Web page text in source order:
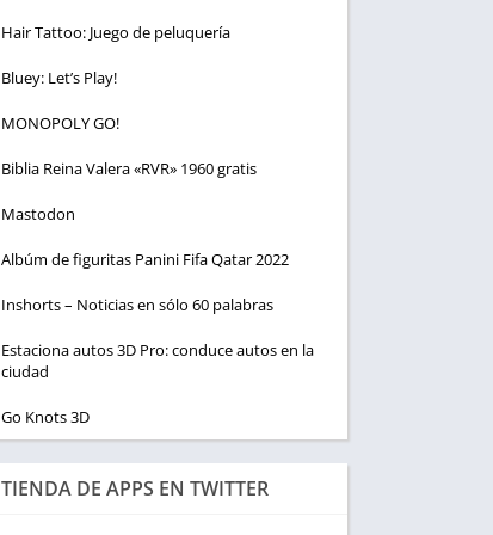
Hair Tattoo: Juego de peluquería
Bluey: Let’s Play!
MONOPOLY GO!
Biblia Reina Valera «RVR» 1960 gratis
Mastodon
Albúm de figuritas Panini Fifa Qatar 2022
Inshorts – Noticias en sólo 60 palabras
Estaciona autos 3D Pro: conduce autos en la
ciudad
Go Knots 3D
TIENDA DE APPS EN TWITTER